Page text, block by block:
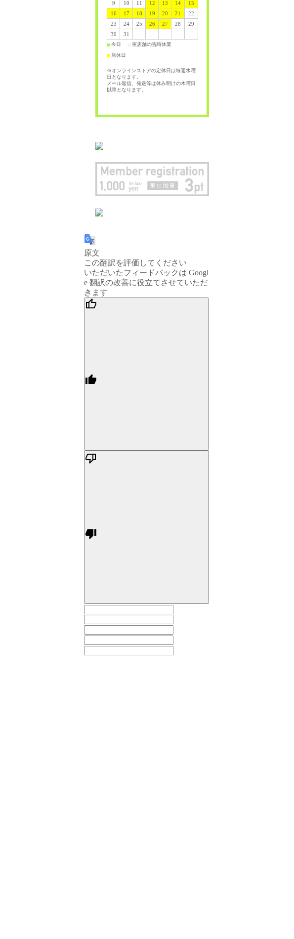
9
10 11 12 13 14
15
16
17 18 19 20 21
22
23
24 25 26 27 28
29
30
31
■今日 実店舗の臨時休業
■ 店休日
※オンラインストアの定休日は毎週水曜
日となります。
メール返信、発送等は休み明けの木曜日
以降となります。
原文
この翻訳を評価してください
いただいたフィードバックは Googl
e 翻訳の改善に役立てさせていただ
きます